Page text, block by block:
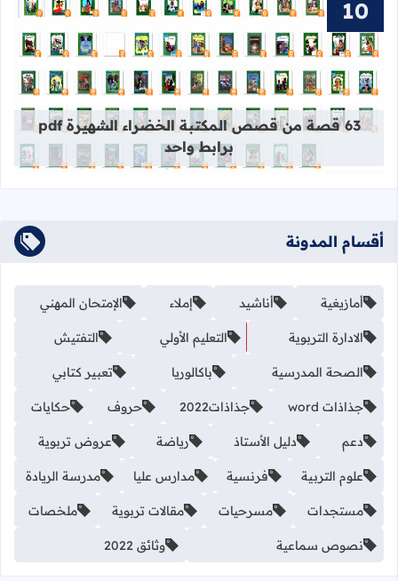
قراءة المزيد عن 63 قصة من قصص المكتبة الخضراء الشهيرة pdf برابط واحد
63 قصة من قصص المكتبة الخضراء الشهيرة pdf
برابط واحد
أقسام المدونة
أمازيغية أناشيد إملاء الإمتحان المهني
الادارة التربوية التعليم الأولي التفتيش
الصحة المدرسية باكالوريا تعبير كتابي
جذاذات word جذاذات2022 حروف حكايات
دعم دليل الأستاذ رياضة عروض تربوية
علوم التربية فرنسية مدارس عليا مدرسة الريادة
مستجدات مسرحيات مقالات تربوية ملخصات
نصوص سماعية وثائق 2022